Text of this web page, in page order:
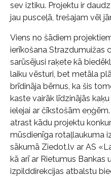
sev iztiku. Projektu ir
jau pusceļā, trešajam vēl
Viens no šādiem
ierīkošana Strazdumuižas
sarūsējusi raķete kā
laiku vēsturi, bet metāla
brīdināja bērnus, ka šis
kaste vairāk līdzinājās
ielejai ar čīkstošām
atrast kādu projektu
mūsdienīga rotaļlaukuma
sākumā Ziedot.lv ar AS
kā arī ar Rietumus Bankas
izpilddirekcijas atbalstu